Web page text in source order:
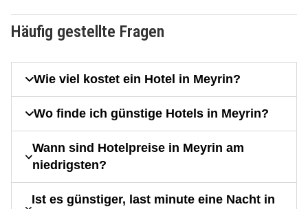
Häufig gestellte Fragen
Wie viel kostet ein Hotel in Meyrin?
Wo finde ich günstige Hotels in Meyrin?
Wann sind Hotelpreise in Meyrin am
niedrigsten?
Ist es günstiger, last minute eine Nacht in